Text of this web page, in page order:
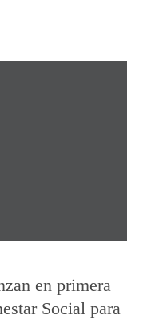
en primera
Social para